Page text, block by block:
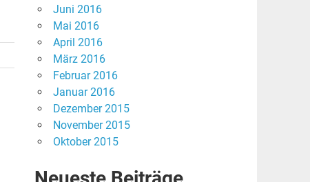
Juni 2016
Mai 2016
April 2016
März 2016
Februar 2016
Januar 2016
Dezember 2015
November 2015
Oktober 2015